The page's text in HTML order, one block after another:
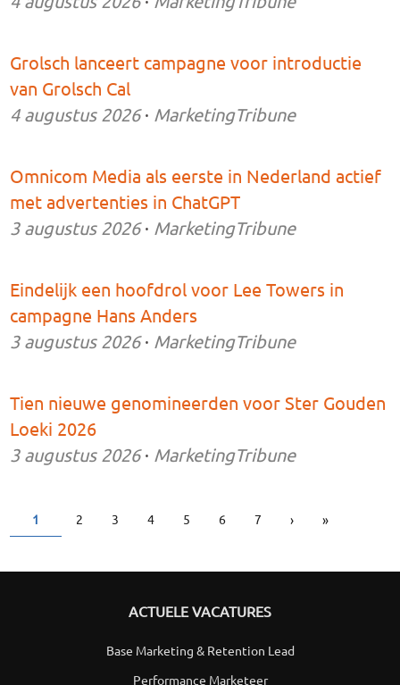
Grolsch lanceert campagne voor introductie
van Grolsch Cal
4 augustus 2026 · MarketingTribune
Omnicom Media als eerste in Nederland actief
met advertenties in ChatGPT
3 augustus 2026 · MarketingTribune
Eindelijk een hoofdrol voor Lee Towers in
campagne Hans Anders
3 augustus 2026 · MarketingTribune
Tien nieuwe genomineerden voor Ster Gouden
Loeki 2026
3 augustus 2026 · MarketingTribune
PAGINA'S
1 2 3 4 5 6 7 › »
ACTUELE VACATURES
Base Marketing & Retention Lead
Performance Marketeer